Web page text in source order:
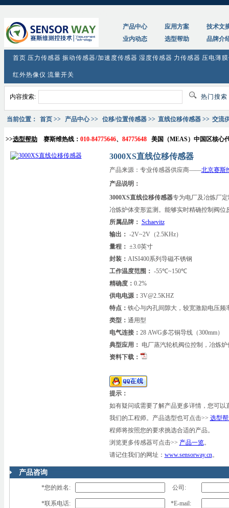
产品中心
应用方案
技术文
业内动态
选型帮助 品牌介
首页 压力传感器 振动传感器/加速度传感器 湿度传感器 力传感器 压电薄
红外热像仪 流量开关
内容搜索: 热门搜索
当前位置： 首页 >> 产品中心>> 位移/位置传感器 >> 直线位移传感器 >> 交流
>>选型帮助 赛斯维热线： 010-84775646、 84775648 美国（MEAS）中国区核心
3000XS直线位移传感器
产品来源：专业传感器供应商——北京赛斯
产品说明：
3000XS直线位移传感器专为电厂及冶炼厂
冶炼炉体变形监测。能够实时精确控制阀
所属品牌： Schaevitz
输出： -2V~2V（2.5KHz）
量程： ±3.0英寸
封装： AISI400系列导磁不锈钢
工作温度范围： -55℃~150℃
精确度： 0.2%
供电电源： 3V@2.5KHZ
特点： 铁心与内孔间隙大，较宽激励电压频
类型： 通用型
电气连接： 28 AWG多芯铜导线（300mm）
典型应用： 电厂蒸汽轮机阀位控制，冶炼
资料下载：
提示：
如有疑问或需要了解产品更多详情，您可以
我们的工程师。产品选型也可点击>> 选型
程师将按照您的要求挑选合适的产品。
浏览更多传感器可点击>> 产品一览。
请记住我们的网址： www.sensorway.cn。
产品咨询
*您的姓名: 公司:
*联系电话: *E-mail: